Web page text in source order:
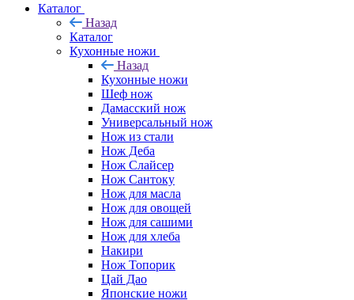
Каталог
Назад
Каталог
Кухонные ножи
Назад
Кухонные ножи
Шеф нож
Дамасский нож
Универсальный нож
Нож из стали
Нож Деба
Нож Слайсер
Нож Сантоку
Нож для масла
Нож для овощей
Нож для сашими
Нож для хлеба
Накири
Нож Топорик
Цай Дао
Японские ножи